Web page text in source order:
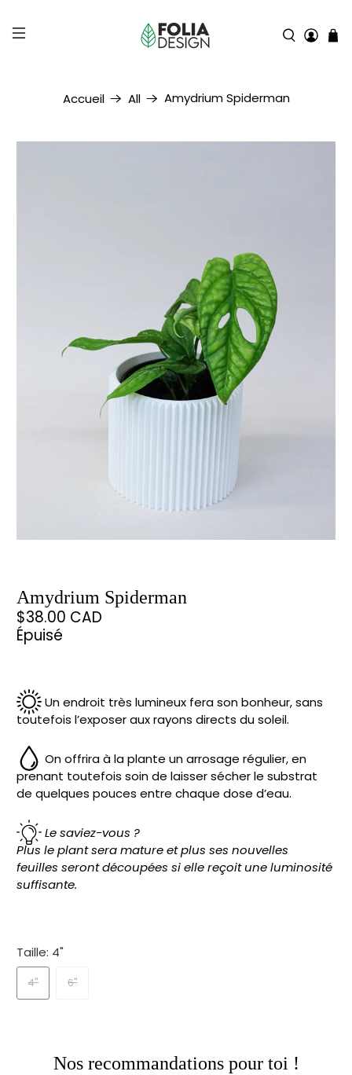
Accueil All Amydrium Spiderman
Amydrium Spiderman
$38.00 CAD
Épuisé
Un endroit très lumineux fera son bonheur, sans
toutefois l’exposer aux rayons directs du soleil.
On offrira à la plante un arrosage régulier, en
prenant toutefois soin de laisser sécher le substrat
de quelques pouces entre chaque dose d’eau.
Le saviez-vous ?
Plus le plant sera mature et plus ses nouvelles
feuillesseront découpées si elle reçoit une luminosité
suffisante.
Taille: 4"
4" 6"
Nos recommandations pour toi !